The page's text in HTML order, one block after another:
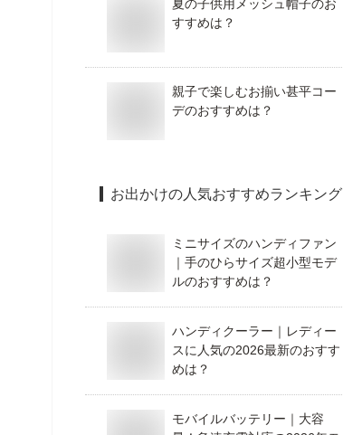
夏の子供用メッシュ帽子のお
すすめは？
親子で楽しむお揃い甚平コー
デのおすすめは？
お出かけの人気おすすめランキング
ミニサイズのハンディファン
｜手のひらサイズ超小型モデ
ルのおすすめは？
ハンディクーラー｜レディー
スに人気の2026最新のおすす
めは？
モバイルバッテリー｜大容